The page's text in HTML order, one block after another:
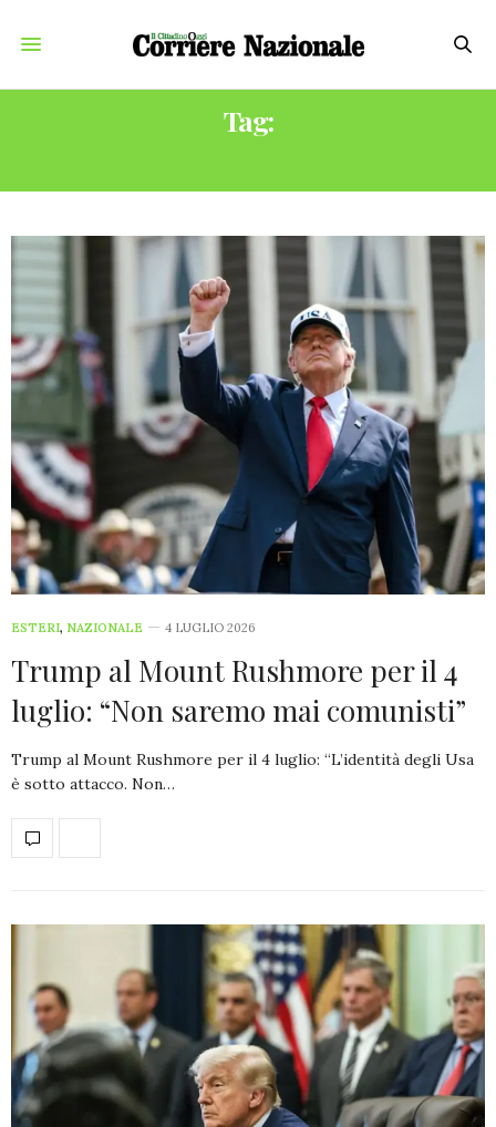
Tag:
ESTERI, NAZIONALE 4 LUGLIO 2026
Trump al Mount Rushmore per il 4
luglio: “Non saremo mai comunisti”
Trump al Mount Rushmore per il 4 luglio: “L’identità degli Usa
è sotto attacco. Non…